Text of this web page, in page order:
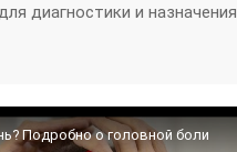
диагностики и назначения
Подробно о головной боли